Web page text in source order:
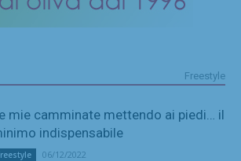
Freestyle
mie camminate mettendo ai piedi… il
indispensabile
06/12/2022